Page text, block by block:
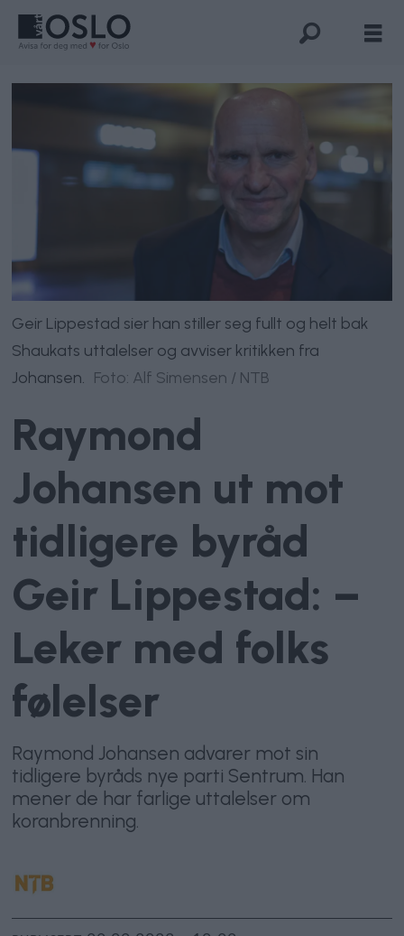
Geir Lippestad sier han stiller seg fullt og helt bak
Shaukats uttalelser og avviser kritikken fra
Johansen.
Foto: Alf Simensen / NTB
Raymond
Johansen ut mot
tidligere byråd
Geir Lippestad: –
Leker med folks
følelser
Raymond Johansen advarer mot sin
tidligere byråds nye parti Sentrum. Han
mener de har farlige uttalelser om
koranbrenning.